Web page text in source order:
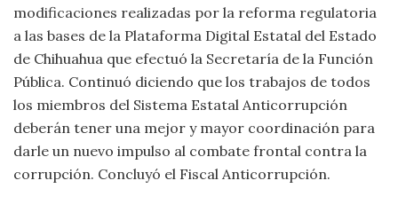
modificaciones realizadas por la reforma regulatoria
a las bases de la Plataforma Digital Estatal del Estado
de Chihuahua que efectuó la Secretaría de la Función
Pública. Continuó diciendo que los trabajos de todos
los miembros del Sistema Estatal Anticorrupción
deberán tener una mejor y mayor coordinación para
darle un nuevo impulso al combate frontal contra la
corrupción. Concluyó el Fiscal Anticorrupción.